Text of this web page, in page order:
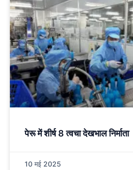
पेरू में शीर्ष 8 त्वचा देखभाल निर्माता
10 मई 2025